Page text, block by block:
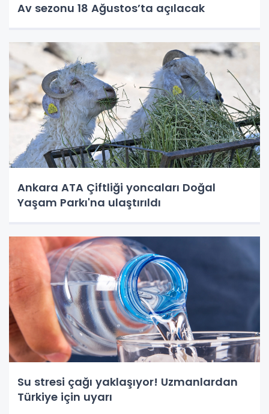
Av sezonu 18 Ağustos’ta açılacak
Ankara ATA Çiftliği yoncaları Doğal
Yaşam Parkı'na ulaştırıldı
Su stresi çağı yaklaşıyor! Uzmanlardan
Türkiye için uyarı